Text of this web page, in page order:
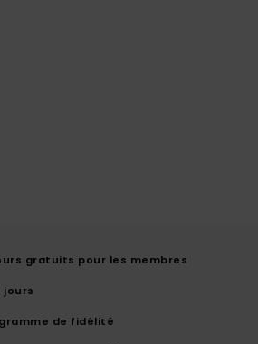
gratuits pour les membres
jours
de fidélité